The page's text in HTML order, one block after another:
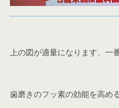
上の図が適量になります、一
歯磨きのフッ素の効能を高める